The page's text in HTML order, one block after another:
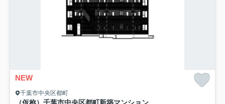
NEW
千葉市中央区都町